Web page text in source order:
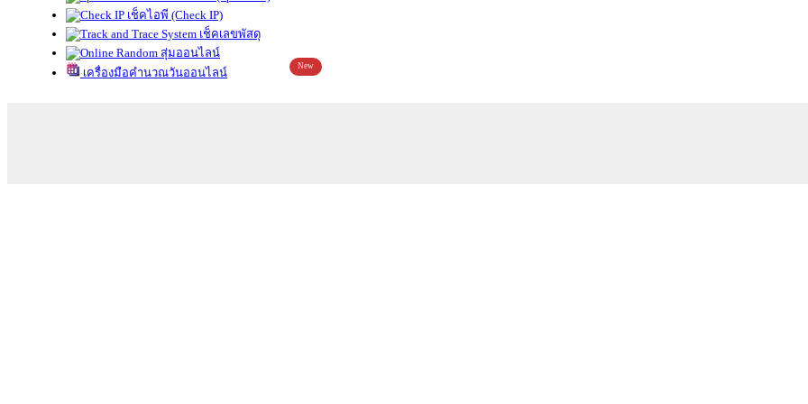
เช็คไอพี (Check IP)
เช็คเลขพัสดุ
สุ่มออนไลน์
เครื่องมือคำนวณวันออนไลน์
New